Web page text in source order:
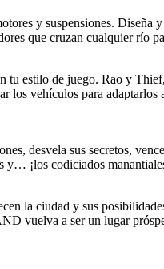
y suspensiones.
que cruzan cualquier río
estilo de juego. Rao y
vehículos para
desvela sus secretos,
y… ¡los codiciados
la ciudad y sus
vuelva a ser un lugar